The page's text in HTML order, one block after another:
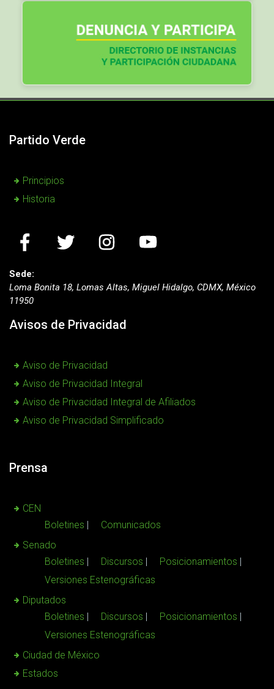
Partido Verde
Principios
Historia
Sede:
Loma Bonita 18, Lomas Altas, Miguel Hidalgo, CDMX, México
11950
Avisos de Privacidad
Aviso de Privacidad
Aviso de Privacidad Integral
Aviso de Privacidad Integral de Afiliados
Aviso de Privacidad Simplificado
Prensa
CEN
Boletines
Comunicados
Senado
Boletines
Discursos
Posicionamientos
Versiones Estenográficas
Diputados
Boletines
Discursos
Posicionamientos
Versiones Estenográficas
Ciudad de México
Estados